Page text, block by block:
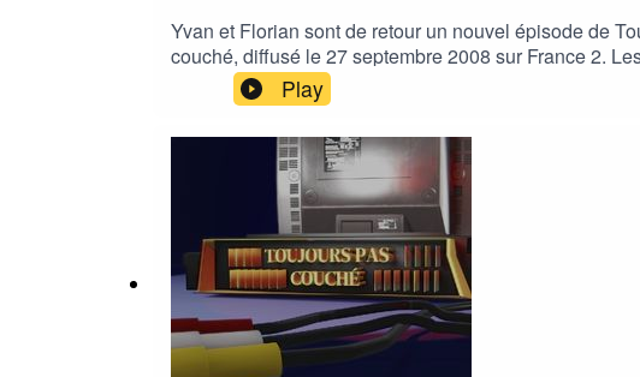
Yvan et Florian sont de retour un nouvel épisode de
couché, diffusé le 27 septembre 2008 sur France 2.
Baffie, Catalina Denis et Roschdy Zem.Si vous
commentée dans cet épisode en suivant ce lien :
OXYDE DE FER
Play